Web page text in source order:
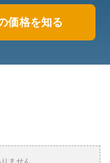
価格を知る
ません。